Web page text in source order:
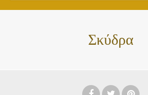
Σκύδρα